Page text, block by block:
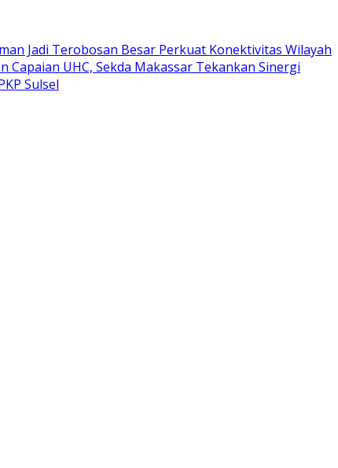
Jadi Terobosan Besar Perkuat Konektivitas Wilayah
Capaian UHC, Sekda Makassar Tekankan Sinergi
Sulsel